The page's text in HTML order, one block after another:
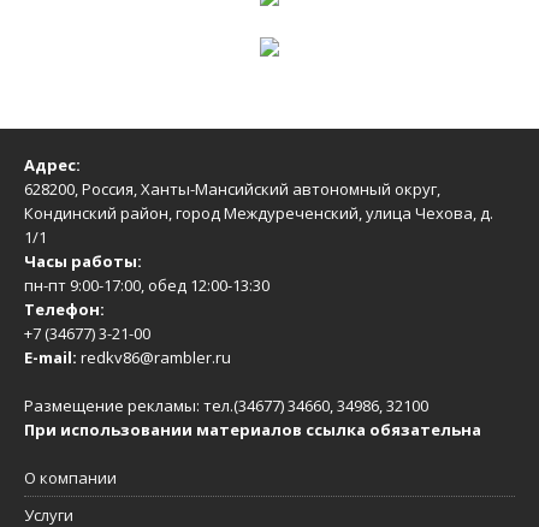
Адрес:
628200, Россия, Ханты-Мансийский автономный округ,
Кондинский район, город Междуреченский, улица Чехова, д.
1/1
Часы работы:
пн-пт 9:00-17:00, обед 12:00-13:30
Телефон:
+7 (34677) 3-21-00
E-mail: redkv86@rambler.ru
Размещение рекламы: тел.(34677) 34660, 34986, 32100
При использовании материалов ссылка обязательна
О компании
Услуги